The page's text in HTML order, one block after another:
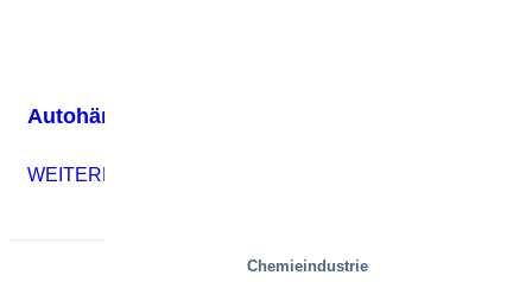
Chemieindustrie
Autohändlern den Druck nehmen
WEITERLESEN